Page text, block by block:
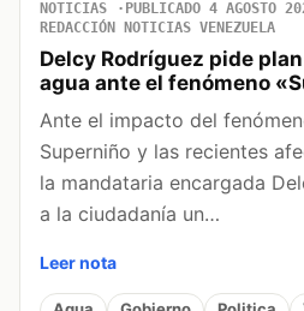
NOTICIAS PUBLICADO 4 AGOSTO
REDACCIÓN NOTICIAS VENEZUELA
Delcy Rodríguez pide
agua ante el fenómeno
Ante el impacto del
Superniño y las recientes
la mandataria encargada
a la ciudadanía un…
Leer nota